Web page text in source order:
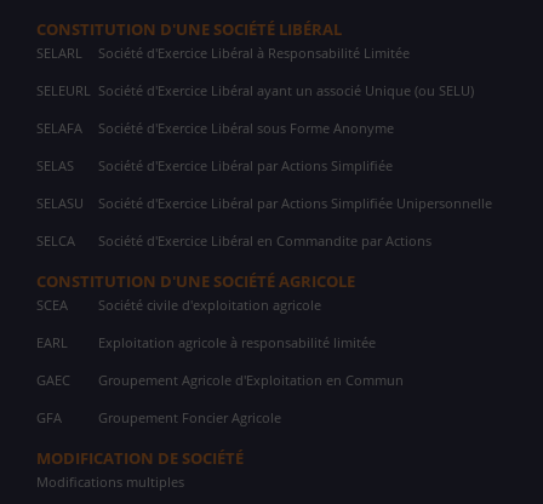
CONSTITUTION D'UNE SOCIÉTÉ LIBÉRAL
SELARL Société d'Exercice Libéral à Responsabilité Limitée
SELEURL Société d'Exercice Libéral ayant un associé Unique (ou SELU)
SELAFA Société d'Exercice Libéral sous Forme Anonyme
SELAS Société d'Exercice Libéral par Actions Simplifiée
SELASU Société d'Exercice Libéral par Actions Simplifiée Unipersonnelle
SELCA Société d'Exercice Libéral en Commandite par Actions
CONSTITUTION D'UNE SOCIÉTÉ AGRICOLE
SCEA Société civile d'exploitation agricole
EARL Exploitation agricole à responsabilité limitée
GAEC Groupement Agricole d'Exploitation en Commun
GFA Groupement Foncier Agricole
MODIFICATION DE SOCIÉTÉ
Modifications multiples